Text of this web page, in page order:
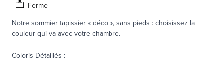
Ferme
Notre sommier tapissier « déco », sans pieds : choisissez la
couleur qui va avec votre chambre.
Coloris Détaillés :